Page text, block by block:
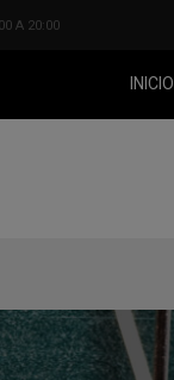
A 20:00
INICIO